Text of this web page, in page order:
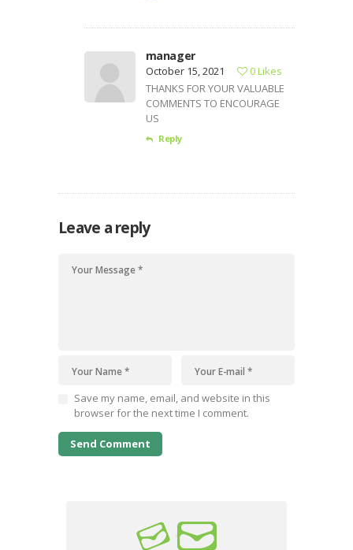
manager
October 15, 2021 0Likes
THANKS FOR YOUR VALUABLE
COMMENTS TO ENCOURAGE
US
Reply
Leave a reply
Save my name, email, and website in this
browser for the next time I comment.